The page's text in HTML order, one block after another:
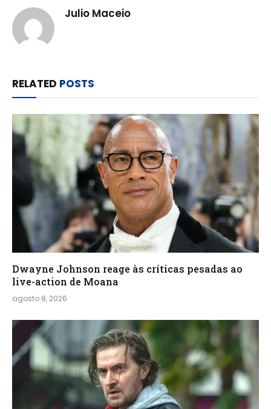
Julio Maceio
RELATED POSTS
Dwayne Johnson reage às críticas pesadas ao
live-action de Moana
agosto 8, 2026